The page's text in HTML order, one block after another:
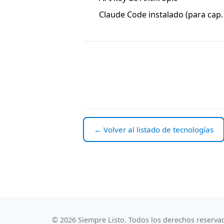
Claude Code instalado (para
← Volver al listado de tecnologías
© 2026 Siempre Listo. Todos los derechos